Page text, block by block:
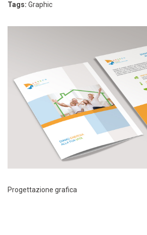
Tags: Graphic
Progettazione grafica